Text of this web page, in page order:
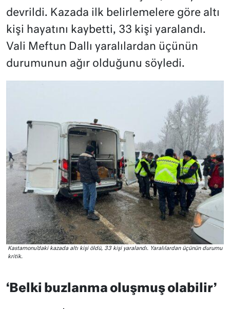
devrildi. Kazada ilk belirlemelere göre altı
kişi hayatını kaybetti, 33 kişi yaralandı.
Vali Meftun Dallı yaralılardan üçünün
durumunun ağır olduğunu söyledi.
Kastamonu’daki kazada altı kişi öldü, 33 kişi yaralandı. Yaralılardan üçünün durumu
kritik.
‘Belki buzlanma oluşmuş olabilir’